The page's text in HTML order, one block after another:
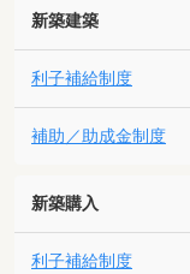
新築建築
利子補給制度
補助／助成金制度
新築購入
利子補給制度